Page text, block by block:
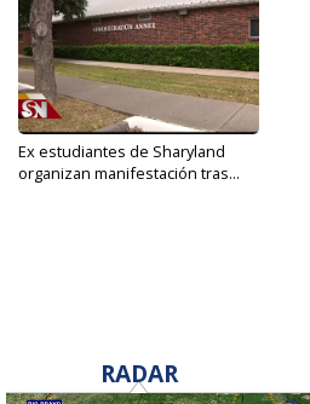
Ex estudiantes de Sharyland
organizan manifestación tras...
RADAR